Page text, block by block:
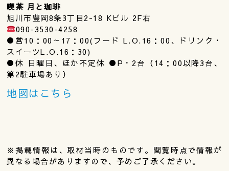
喫茶 月と珈琲
旭川市豊岡8条3丁目2-18 Kビル 2F右
090-3530-4258
●営10：00～17：00(フード L.O.16：00、ドリンク・
スイーツL.O.16：30)
●休 日曜日、ほか不定休 ●P・2台（14：00以降3台、
第2駐車場あり）
地図はこちら
※掲載情報は、取材当時のものです。閲覧時点で情報が
異なる場合がありますので、予めご了承ください。